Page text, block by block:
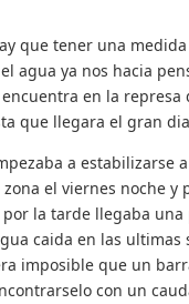
que tener una
agua ya nos hacia
en la
que llegara el gran
a estabilizarse
el viernes noche
la tarde llegaba
caida en las
imposible que un
con un